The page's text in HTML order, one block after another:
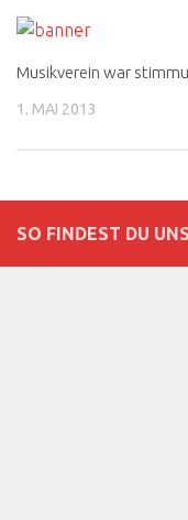
Musikverein war
1. MAI 2013
SO FINDEST DU UNS